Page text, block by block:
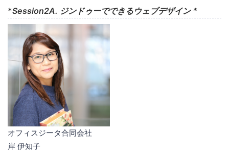
*Session2A. ジンドゥーでできるウェブデザイン *
オフィスジータ合同会社
岸 伊知子